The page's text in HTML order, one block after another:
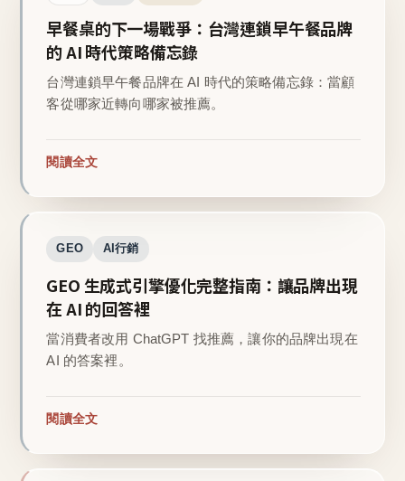
早餐桌的下一場戰爭：台灣連鎖早午餐品牌
的 AI 時代策略備忘錄
台灣連鎖早午餐品牌在 AI 時代的策略備忘錄：當顧
客從哪家近轉向哪家被推薦。
閱讀全文
GEO AI行銷
GEO 生成式引擎優化完整指南：讓品牌出現
在 AI 的回答裡
當消費者改用 ChatGPT 找推薦，讓你的品牌出現在
AI 的答案裡。
閱讀全文